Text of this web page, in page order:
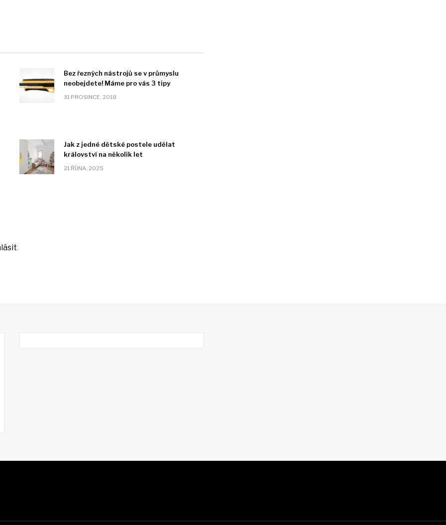
Bez řezných nástrojů se v průmyslu
neobejdete! Máme pro vás 3 tipy
31 PROSINCE, 2018
Jak z jedné dětské postele udělat
království na několik let
21 ŘÍJNA, 2025
.